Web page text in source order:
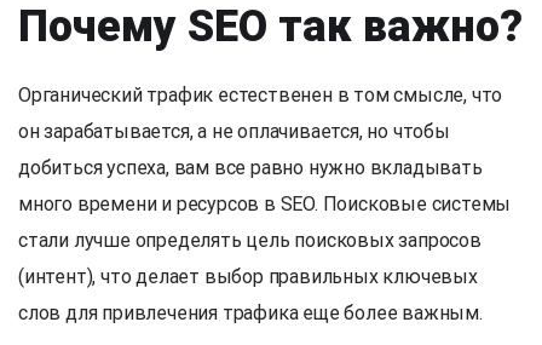
Почему SEO так важно?
Органический трафик естественен в том смысле, что
он зарабатывается, а не оплачивается, но чтобы
добиться успеха, вам все равно нужно вкладывать
много времени и ресурсов в SEO. Поисковые системы
стали лучше определять цель поисковых запросов
(интент), что делает выбор правильных ключевых
слов для привлечения трафика еще более важным.